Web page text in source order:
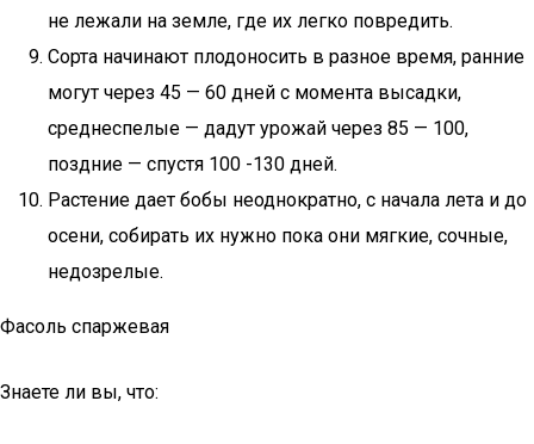
не лежали на земле, где их легко повредить.
Сорта начинают плодоносить в разное время, ранние
могут через 45 — 60 дней с момента высадки,
среднеспелые — дадут урожай через 85 — 100,
поздние — спустя 100 -130 дней.
Растение дает бобы неоднократно, с начала лета и до
осени, собирать их нужно пока они мягкие, сочные,
недозрелые.
Фасоль спаржевая
Знаете ли вы, что: